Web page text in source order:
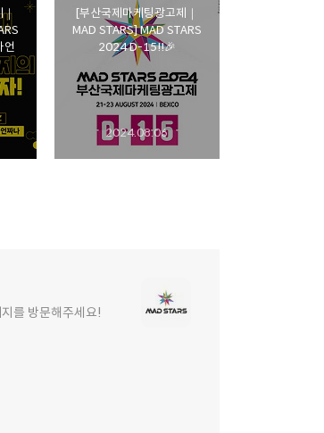
[부산국제마케팅광고제｜
MAD STARS] MAD STARS
2024 D-15!!🎉
2024.08.06
를 방문해주세요!